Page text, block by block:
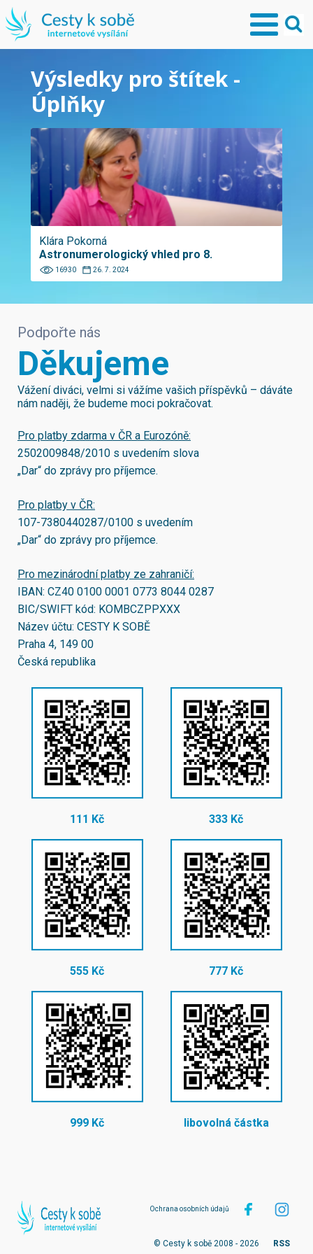
Výsledky pro štítek -
Úplňky
Klára Pokorná
Astronumerologický vhled pro 8.
16930 26. 7. 2024
Podpořte nás
Děkujeme
Vážení diváci, velmi si vážíme vašich příspěvků – dáváte
nám naději, že budeme moci pokračovat.
Pro platby zdarma v ČR a Eurozóně:
2502009848/2010 s uvedením slova
„Dar“ do zprávy pro příjemce.
Pro platby v ČR:
107-7380440287/0100 s uvedením
„Dar“ do zprávy pro příjemce.
Pro mezinárodní platby ze zahraničí:
IBAN: CZ40 0100 0001 0773 8044 0287
BIC/SWIFT kód: KOMBCZPPXXX
Název účtu: CESTY K SOBĚ
Praha 4, 149 00
Česká republika
111 Kč 333 Kč
555 Kč 777 Kč
999 Kč libovolná částka
Ochrana osobních údajů
© Cesty k sobě 2008 - 2026 RSS